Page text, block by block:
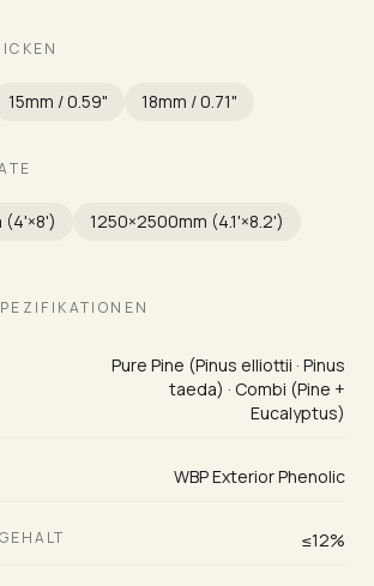
15mm / 0.59" 18mm / 0.71"
(4'×8') 1250×2500mm (4.1'×8.2')
Pure Pine (Pinus elliottii · Pinus
taeda) · Combi (Pine +
Eucalyptus)
WBP Exterior Phenolic
≤12%